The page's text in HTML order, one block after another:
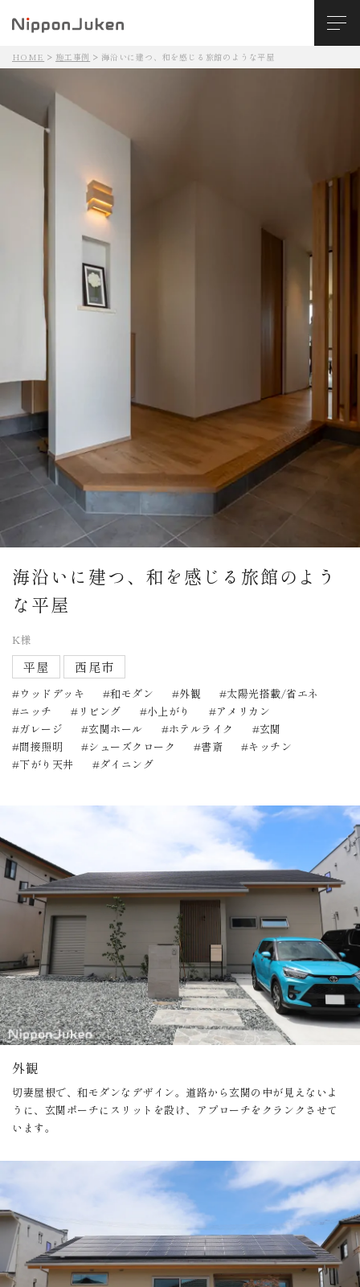
HOME 施工事例 海沿いに建つ、和を感じる旅館のような平屋
海沿いに建つ、和を感じる旅館のよう
な平屋
K様
平屋 西尾市
ウッドデッキ 和モダン 外観
太陽光搭載/省エネ
ニッチ
リビング 小上がり
アメリカン
ガレージ
玄関ホール ホテルライク
玄関
間接照明
シューズクローク 書斎
キッチン
下がり天井
ダイニング
外観
切妻屋根で、和モダンなデザイン。道路から玄関の中が見えないよ
うに、玄関ポーチにスリットを設け、アプローチをクランクさせて
います。